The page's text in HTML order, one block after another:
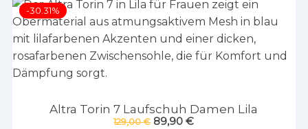
-30.31%
Altra Torin 7 Laufschuh Damen Lila
129,00€ Ursprünglicher
89,90€Aktueller